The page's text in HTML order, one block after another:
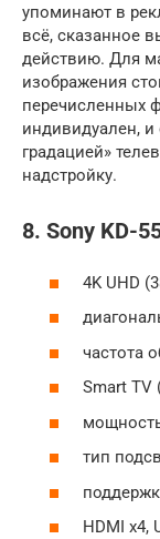
упоминают в
всё, сказанное
действию. Для
изображения
перечисленных
индивидуален, и
градацией»
надстройку.
8. Sony KD-
4K UHD
частота
Smart TV
мощность
тип
HDMI x4,